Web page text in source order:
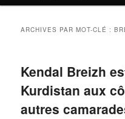
ARCHIVES PAR MOT-CLÉ :
Kendal Breizh
Kurdistan aux
autres